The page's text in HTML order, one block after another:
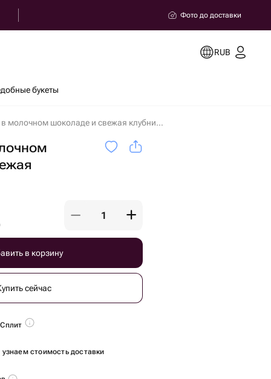
Фото до доставки
RUB
букеты
Клубника в молочном шоколаде и свежая клубника в Сочи
в корзину
сейчас
стоимость доставки